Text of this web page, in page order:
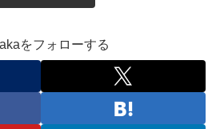
をフォローする